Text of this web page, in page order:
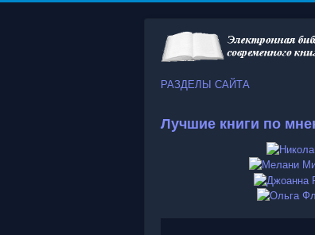
РАЗДЕЛЫ САЙТА
Лучшие книги по